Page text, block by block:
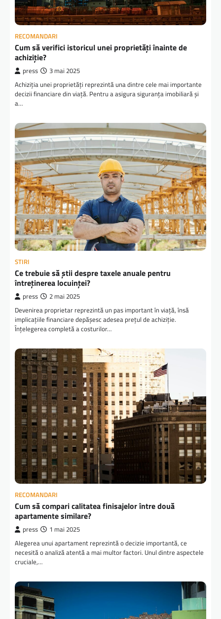
RECOMANDARI
Cum să verifici istoricul unei proprietăți înainte de
achiziție?
press 3 mai 2025
Achiziția unei proprietăți reprezintă una dintre cele mai importante
decizii financiare din viață. Pentru a asigura siguranța imobiliară și
a…
STIRI
Ce trebuie să știi despre taxele anuale pentru
întreținerea locuinței?
press 2 mai 2025
Devenirea proprietar reprezintă un pas important în viață, însă
implicațiile financiare depășesc adesea prețul de achiziție.
Înțelegerea completă a costurilor…
RECOMANDARI
Cum să compari calitatea finisajelor între două
apartamente similare?
press 1 mai 2025
Alegerea unui apartament reprezintă o decizie importantă, ce
necesită o analiză atentă a mai multor factori. Unul dintre aspectele
cruciale,…